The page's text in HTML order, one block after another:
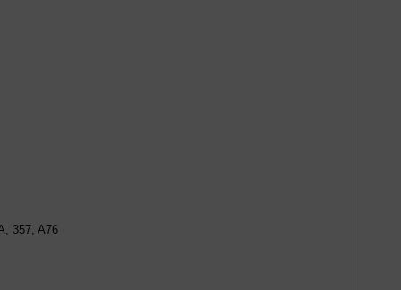
357, A76